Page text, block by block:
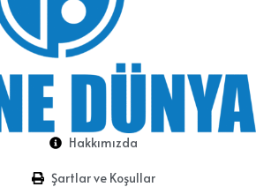
Hakkımızda
Şartlar ve Koşullar